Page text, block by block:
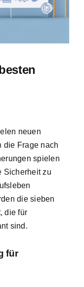
neuen
die Frage nach
spielen
Sicherheit zu
die sieben
die für
sind.
für